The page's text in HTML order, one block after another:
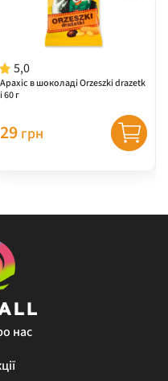
5,0
Арахіс в шоколаді Orzeszki drazetk
i 60 г
29 грн
нас